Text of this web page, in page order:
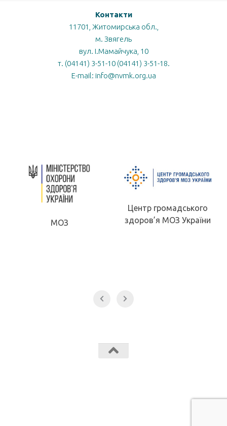
Контакти
11701, Житомирська обл.,
м. Звягель
вул. І.Мамайчука, 10
т. (04141) 3-51-10 (04141) 3-51-18.
E-mail: info@nvmk.org.ua
МОЗ
Центр громадського
здоров’я МОЗ України